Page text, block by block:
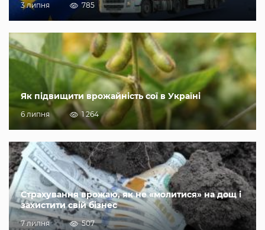
3 липня 785
Як підвищити врожайність сої в Україні
6 липня 1 264
Страхування врожаю, як не «молитися» на дощ і
захистити свій бізнес
7 липня 507